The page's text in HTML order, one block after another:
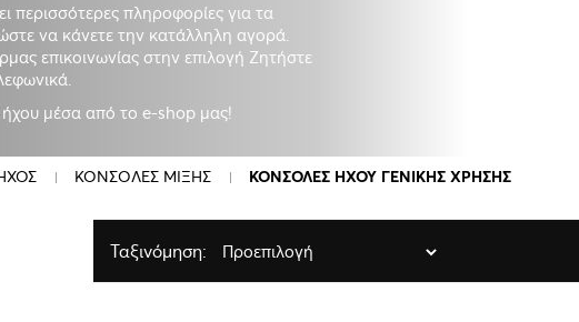
πληροφορίες για τα
να κάνετε την κατάλληλη αγορά.
επικοινωνίας στην επιλογή Ζητήστε
μέσα από το e-shop μας!
ΚΟΝΣΟΛΕΣ ΜΙΞΗΣ ΚΟΝΣΟΛΕΣ ΗΧΟΥ ΓΕΝΙΚΗΣ ΧΡΗΣΗΣ
Ταξινόμηση: